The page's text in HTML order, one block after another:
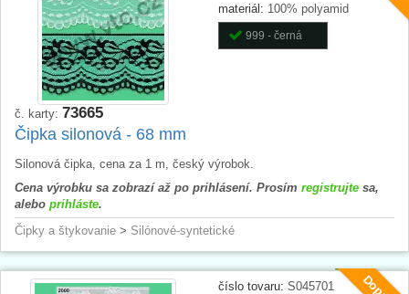
materiál: 100% polyamid
999 - černá
č. karty: 73665
Čipka silonová - 68 mm
Silonová čipka, cena za 1 m, český výrobok.
Cena výrobku sa zobrazí až po prihlásení. Prosím registrujte sa,
alebo prihláste.
Čipky a štykovanie > Silónové-syntetické
číslo tovaru: S045701